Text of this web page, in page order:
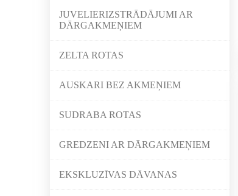
JUVELIERIZSTRĀDĀJUMI AR
DĀRGAKMEŅIEM
ZELTA ROTAS
AUSKARI BEZ AKMEŅIEM
SUDRABA ROTAS
GREDZENI AR DĀRGAKMEŅIEM
EKSKLUZĪVAS DĀVANAS